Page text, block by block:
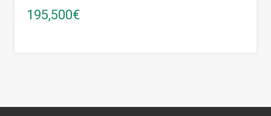
195,500€